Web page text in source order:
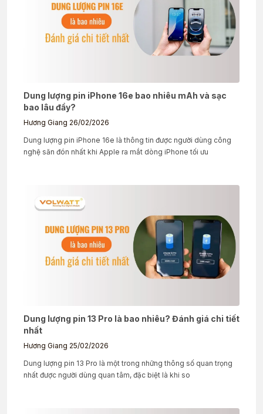
Dung lượng pin iPhone 16e bao nhiêu mAh và sạc
bao lâu đầy?
Hương Giang 26/02/2026
Dung lượng pin iPhone 16e là thông tin được người dùng công
nghệ săn đón nhất khi Apple ra mắt dòng iPhone tối ưu
Dung lượng pin 13 Pro là bao nhiêu? Đánh giá chi tiết
nhất
Hương Giang 25/02/2026
Dung lượng pin 13 Pro là một trong những thông số quan trọng
nhất được người dùng quan tâm, đặc biệt là khi so